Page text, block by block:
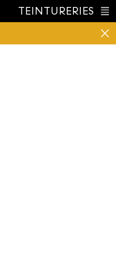
TEINTURERIES